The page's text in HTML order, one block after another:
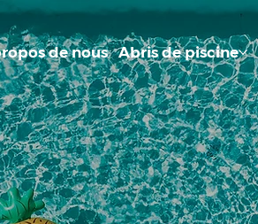
de nous Abris de piscine